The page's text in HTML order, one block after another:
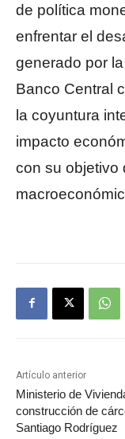
de política
enfrentar el
generado por
Banco Central
la coyuntura
impacto
con su objetivo
Artículo anterior
Ministerio de
construcción de
Santiago Rodríguez